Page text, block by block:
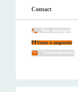
Contact
Non renseigné
Vente à emporter
Contactez-nous